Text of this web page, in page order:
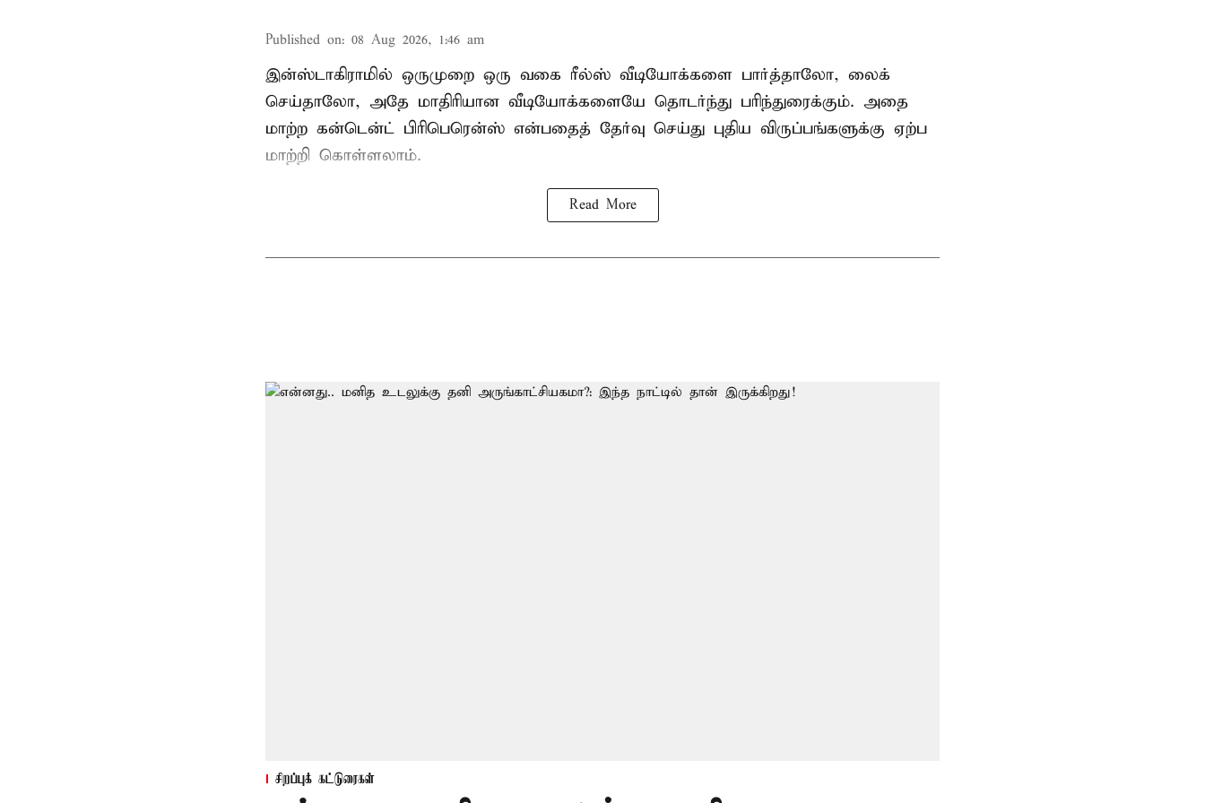
Published on: 08 Aug 2026, 1:46 am
இன்ஸ்டாகிராமில் ஒருமுறை ஒரு வகை ரீல்ஸ் வீடியோக்களை பார்த்தாலோ, லைக்
செய்தாலோ, அதே மாதிரியான வீடியோக்களையே தொடர்ந்து பரிந்துரைக்கும். அதை
மாற்ற கன்டென்ட் பிரிபெரென்ஸ் என்பதைத் தேர்வு செய்து புதிய விருப்பங்களுக்கு ஏற்ப
மாற்றி கொள்ளலாம்.
Read More
சிறப்புக் கட்டுரைகள்